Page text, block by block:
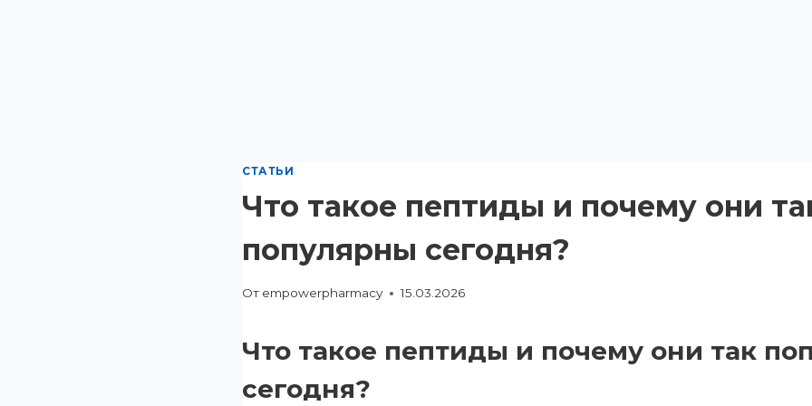
СТАТЬИ
Что такое пептиды и почему они
популярны сегодня?
От empowerpharmacy 15.03.2026
Что такое пептиды и почему они так
сегодня?